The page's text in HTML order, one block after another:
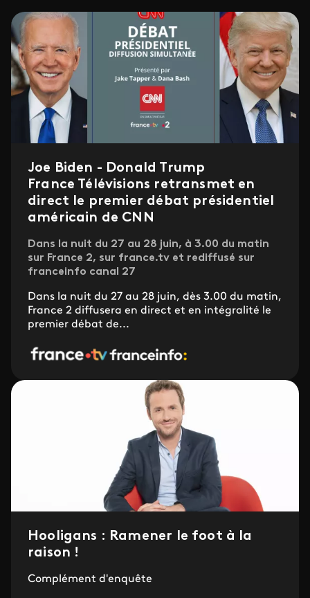
Joe Biden - Donald Trump
France Télévisions retransmet en
direct le premier débat présidentiel
américain de CNN
Dans la nuit du 27 au 28 juin, à 3.00 du matin
sur France 2, sur france.tv et rediffusé sur
franceinfo canal 27
Dans la nuit du 27 au 28 juin, dès 3.00 du matin,
France 2 diffusera en direct et en intégralité le
premier débat de...
Hooligans : Ramener le foot à la
raison !
Complément d'enquête